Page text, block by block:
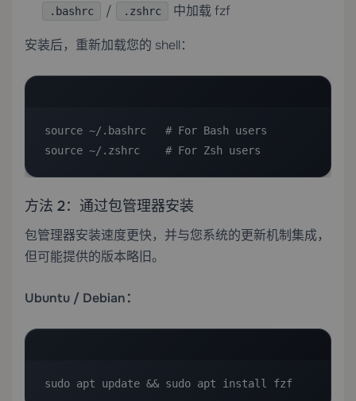
.bashrc / .zshrc 中加载 fzf
安装后，重新加载您的 shell：
source ~/.bashrc   # For Bash users
source ~/.zshrc    # For Zsh users
方法 2：通过包管理器安装
包管理器安装速度更快，并与您系统的更新机制集成，
但可能提供的版本略旧。
Ubuntu / Debian：
sudo apt update && sudo apt install fzf